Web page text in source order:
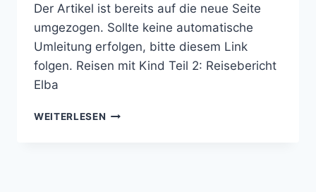
Der Artikel ist bereits auf die neue Seite
umgezogen. Sollte keine automatische
Umleitung erfolgen, bitte diesem Link
folgen. Reisen mit Kind Teil 2: Reisebericht
Elba
WEITERLESEN REISEN